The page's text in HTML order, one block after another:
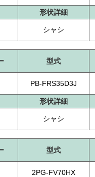
形状詳細
シャシ
型式
PB-FRS35D3J
形状詳細
シャシ
型式
2PG-FV70HX